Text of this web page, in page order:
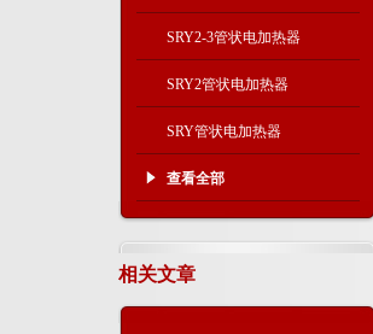
SRY2-3管状电加热器
SRY2管状电加热器
SRY管状电加热器
查看全部
相关文章